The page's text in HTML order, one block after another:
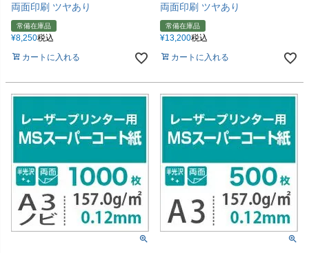
両面印刷 ツヤあり
常備在庫品
¥8,250税込
カートに入れる
両面印刷 ツヤあり
常備在庫品
¥13,200税込
カートに入れる